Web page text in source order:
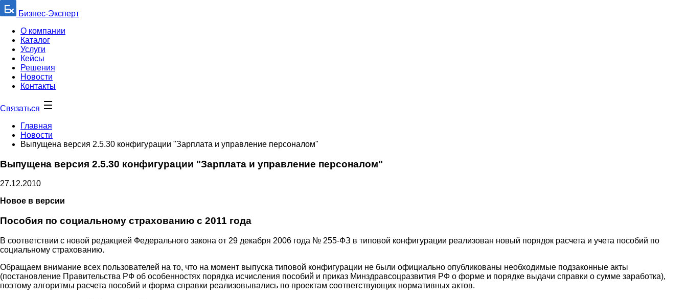
Бизнес-Эксперт
О компании
Каталог
Услуги
Кейсы
Решения
Новости
Контакты
Связаться
Главная
Новости
Выпущена версия 2.5.30 конфигурации "Зарплата и управление персоналом"
Выпущена версия 2.5.30 конфигурации "Зарплата и управление персоналом"
27.12.2010
Новое в версии
Пособия по социальному страхованию с 2011 года
В соответствии с новой редакцией Федерального закона от 29 декабря 2006 года № 255-ФЗ в типовой конфигурации реализован новый порядок расчета и учета пособий по
социальному страхованию.
Обращаем внимание всех пользователей на то, что на момент выпуска типовой конфигурации не были официально опубликованы необходимые подзаконные акты
(постановление Правительства РФ об особенностях порядка исчисления пособий и приказ Минздравсоцразвития РФ о форме и порядке выдачи справки о сумме заработка),
поэтому алгоритмы расчета пособий и форма справки реализовывались по проектам соответствующих нормативных актов.